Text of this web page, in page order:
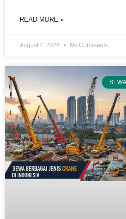
READ MORE »
August 4, 2026 No Comments